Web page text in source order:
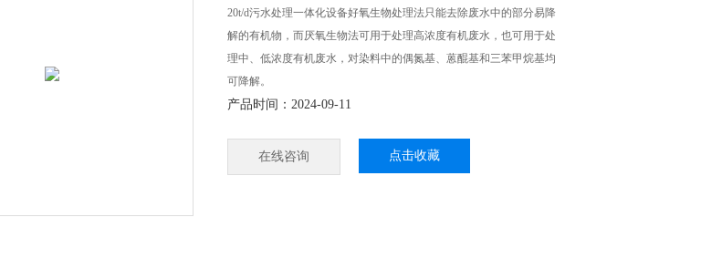
20t/d污水处理一体化设备好氧生物处理法只能去除废水中的部分易降
解的有机物，而厌氧生物法可用于处理高浓度有机废水，也可用于处
理中、低浓度有机废水，对染料中的偶氮基、蒽醌基和三苯甲烷基均
可降解。
产品时间：2024-09-11
在线咨询 点击收藏